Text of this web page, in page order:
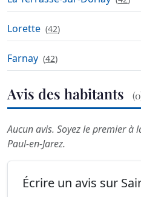
Lorette (42)
Farnay (42)
Avis des habitants
Aucun avis. Soyez le premier à
Paul-en-Jarez.
Écrire un avis sur